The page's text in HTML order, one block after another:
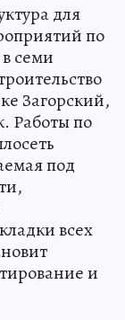
для
по
семи
Загорский,
Работы по
под
всех
и